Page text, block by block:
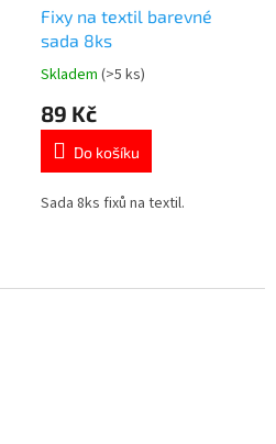
Fixy na textil barevné
sada 8ks
Průměrné
produktu
5,0
5
Skladem (>5 ks)
89 Kč
Do košíku
Sada 8ks fixů na textil.